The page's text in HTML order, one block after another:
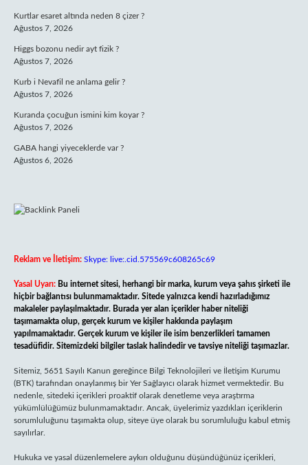
Kurtlar esaret altında neden 8 çizer ?
Ağustos 7, 2026
Higgs bozonu nedir ayt fizik ?
Ağustos 7, 2026
Kurb i Nevafil ne anlama gelir ?
Ağustos 7, 2026
Kuranda çocuğun ismini kim koyar ?
Ağustos 7, 2026
GABA hangi yiyeceklerde var ?
Ağustos 6, 2026
Reklam ve İletişim: Skype: live:.cid.575569c608265c69
Yasal Uyarı: Bu internet sitesi, herhangi bir marka, kurum veya şahıs şirketi ile
hiçbir bağlantısı bulunmamaktadır. Sitede yalnızca kendi hazırladığımız
makaleler paylaşılmaktadır. Burada yer alan içerikler haber niteliği
taşımamakta olup, gerçek kurum ve kişiler hakkında paylaşım
yapılmamaktadır. Gerçek kurum ve kişiler ile isim benzerlikleri tamamen
tesadüfidir. Sitemizdeki bilgiler taslak halindedir ve tavsiye niteliği taşımazlar.
Sitemiz, 5651 Sayılı Kanun gereğince Bilgi Teknolojileri ve İletişim Kurumu
(BTK) tarafından onaylanmış bir Yer Sağlayıcı olarak hizmet vermektedir. Bu
nedenle, sitedeki içerikleri proaktif olarak denetleme veya araştırma
yükümlülüğümüz bulunmamaktadır. Ancak, üyelerimiz yazdıkları içeriklerin
sorumluluğunu taşımakta olup, siteye üye olarak bu sorumluluğu kabul etmiş
sayılırlar.
Hukuka ve yasal düzenlemelere aykırı olduğunu düşündüğünüz içerikleri,